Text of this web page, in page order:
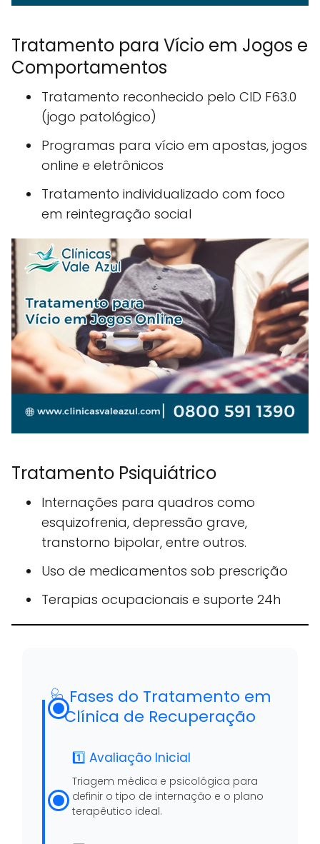
Tratamento para Vício em Jogos e
Comportamentos
Tratamento reconhecido pelo CID F63.0
(jogo patológico)
Programas para vício em apostas, jogos
online e eletrônicos
Tratamento individualizado com foco
em reintegração social
Tratamento Psiquiátrico
Internações para quadros como
esquizofrenia, depressão grave,
transtorno bipolar, entre outros.
Uso de medicamentos sob prescrição
Terapias ocupacionais e suporte 24h
🩺 Fases do Tratamento em
Clínica de Recuperação
1️⃣ Avaliação Inicial
Triagem médica e psicológica para
definir o tipo de internação e o plano
terapêutico ideal.